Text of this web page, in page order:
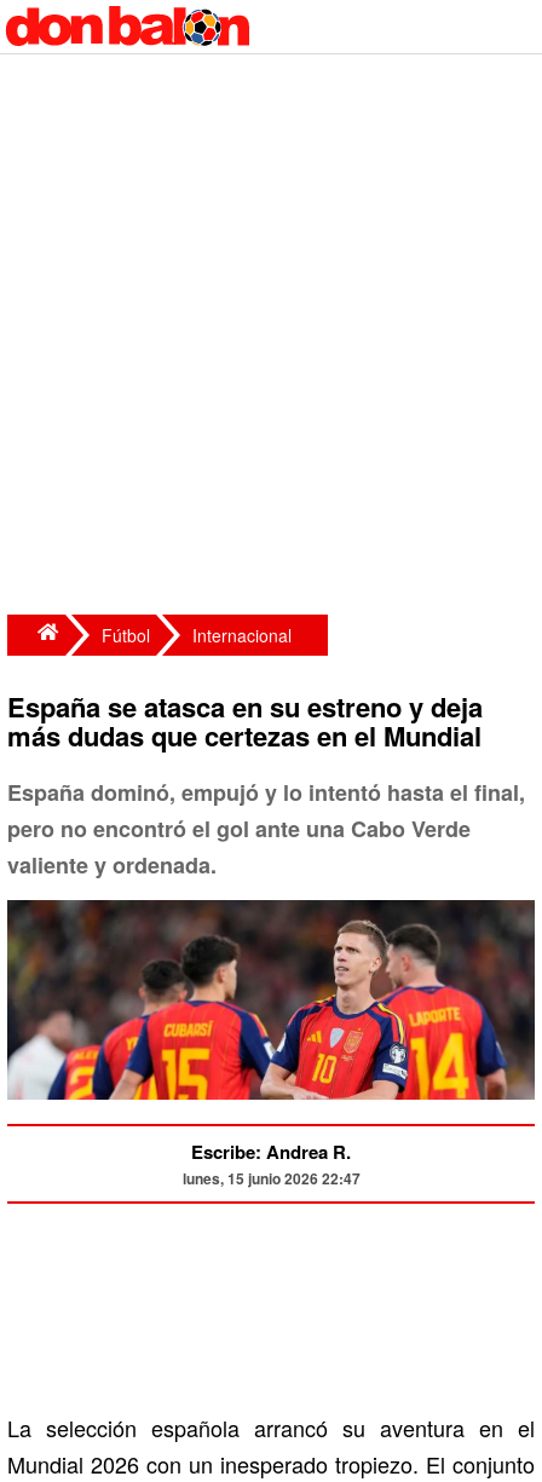
Fútbol Internacional
España se atasca en su estreno y deja
más dudas que certezas en el Mundial
España dominó, empujó y lo intentó hasta el final,
pero no encontró el gol ante una Cabo Verde
valiente y ordenada.
Escribe: Andrea R.
lunes, 15 junio 2026 22:47
La selección española arrancó su aventura en el
Mundial 2026 con un inesperado tropiezo. El conjunto